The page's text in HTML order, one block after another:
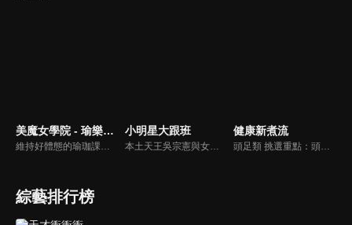
美魔女學院 - 瑜樂生活珈
維持好體態的瑜珈課程，有著豐富的瑜珈姿勢，伸展筋骨舒緩全身疲勞，緊緻肌肉線條，不只能雕塑美美的身材也能夠讓身心靈都暢快健康，跟上我們的腳步一起踏上瑜樂生活珈，輕鬆好上手，快樂享瘦！
小明星大跟班
本土天王吳宗憲與女兒吳姍儒（Sandy）搭檔主持，每集邀請來賓暢談演藝圈大小事，父女檔聯手笑果十足，老梗搭上新世代，最新組合強勢登場！
健康新煮流
頭足類 挑選重點：頭足類利用清洗時去除內臟可以降低膽固醇的攝取。挑選雙眼清澈明亮，眼球稍微凸出，肉質結實有彈性為佳。身體具透明感，觸腕或是吸盤一碰到活體就會吸附住便是新鮮的。
綜藝排行榜